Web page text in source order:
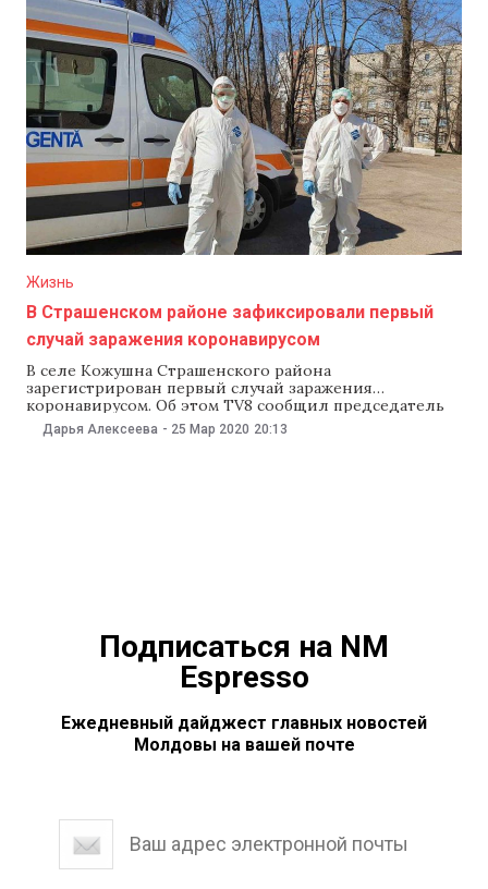
летний пассажир микроавтобуса погиб на месте, а еще
9 человек
Жизнь
В Страшенском районе зафиксировали первый
случай заражения коронавирусом
В селе Кожушна Страшенского района
зарегистрирован первый случай заражения
коронавирусом. Об этом TV8 сообщил председатель
района Павел Тамачук. Председатель рассказал, что
заразилась женщина, которая работает медсестрой в
Дарья Алексеева - 25 Мар 2020 20:13
Подписаться на NM
Espresso
Ежедневный дайджест главных новостей
Молдовы на вашей почте